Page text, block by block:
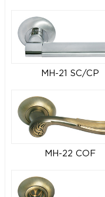
MH-21 SC/CP
MH-22 COF